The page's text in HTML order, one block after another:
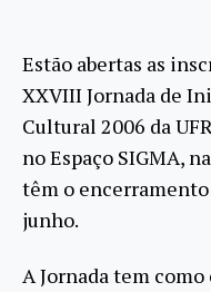
Estão abertas as
XXVIII Jornada de
Cultural 2006 da
no Espaço SIGMA,
têm o
junho.
A Jornada tem